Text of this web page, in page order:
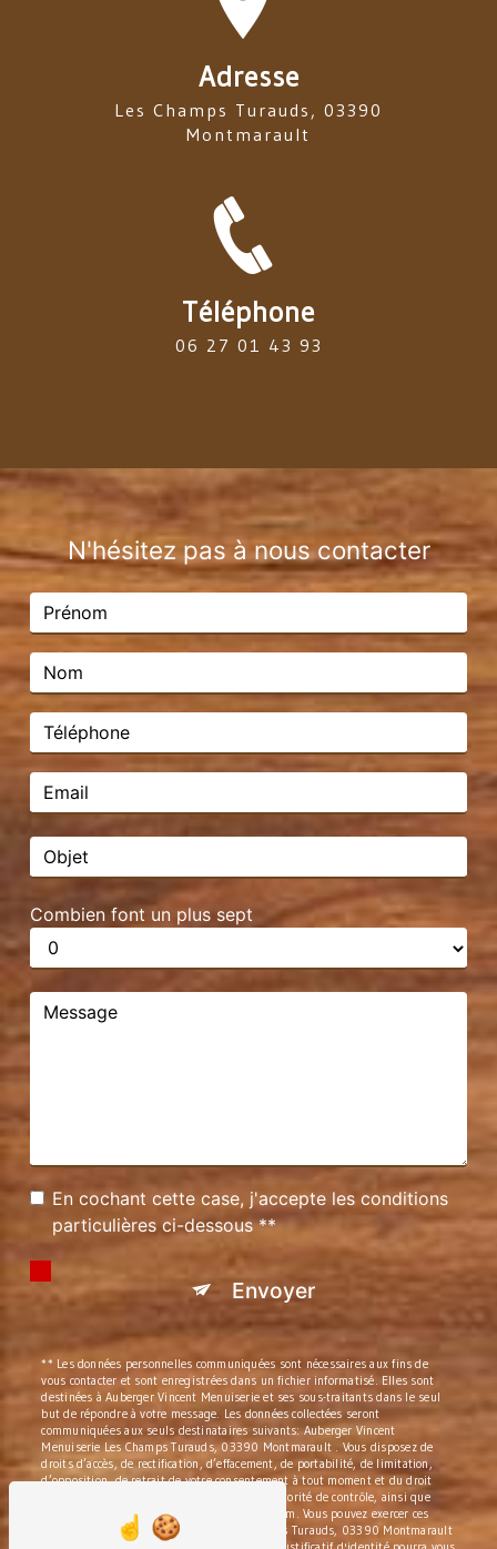
Adresse
Les Champs Turauds, 03390
Montmarault
Téléphone
06 27 01 43 93
N'hésitez pas à nous contacter
Combien font un plus sept
En cochant cette case, j'accepte les conditions
particulières ci-dessous **
Envoyer
** Les données personnelles communiquées sont nécessaires aux fins de
vous contacter et sont enregistrées dans un fichier informatisé. Elles sont
destinées à Auberger Vincent Menuiserie et ses sous-traitants dans le seul
but de répondre à votre message. Les données collectées seront
communiquées aux seuls destinataires suivants: Auberger Vincent
Menuiserie Les Champs Turauds, 03390 Montmarault . Vous disposez de
droits d’accès, de rectification, d’effacement, de portabilité, de limitation,
d’opposition, de retrait de votre consentement à tout moment et du droit
d’introduire une réclamation auprès d’une autorité de contrôle, ainsi que
d’organiser le sort de vos données post-mortem. Vous pouvez exercer ces
droits par voie postale à l'adresse Les Champs Turauds, 03390 Montmarault